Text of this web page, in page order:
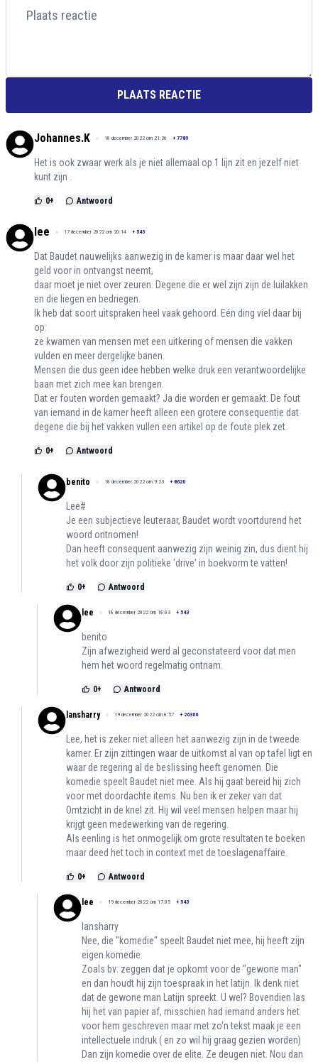
PLAATS REACTIE
Johannes.K 18 december 2022 om 21:26 + 7789
Het is ook zwaar werk als je niet allemaal op 1 lijn zit en jezelf niet
kunt zijn .
0+ Antwoord
lee 17 december 2022 om 20:14 + 543
Dat Baudet nauwelijks aanwezig in de kamer is maar daar wel het
geld voor in ontvangst neemt,
daar moet je niet over zeuren. Degene die er wel zijn zijn de luilakken
en die liegen en bedriegen.
Ik heb dat soort uitspraken heel vaak gehoord. Eén ding viel daar bij
op:
ze kwamen van mensen met een uitkering of mensen die vakken
vulden en meer dergelijke banen.
Mensen die dus geen idee hebben welke druk een verantwoordelijke
baan met zich mee kan brengen.
Dat er fouten worden gemaakt? Ja die worden er gemaakt. De fout
van iemand in de kamer heeft alleen een grotere consequentie dat
degene die bij het vakken vullen een artikel op de foute plek zet.
0+ Antwoord
benito 18 december 2022 om 9:23 + 8620
Lee#
Je een subjectieve leuteraar, Baudet wordt voortdurend het
woord ontnomen!
Dan heeft consequent aanwezig zijn weinig zin, dus dient hij
het volk door zijn politieke 'drive' in boekvorm te vatten!
0+ Antwoord
lee 18 december 2022 om 18:03 + 543
benito
Zijn afwezigheid werd al geconstateerd voor dat men
hem het woord regelmatig ontnam.
0+ Antwoord
lansharry 19 december 2022 om 8:57 + 26306
Lee, het is zeker niet alleen het aanwezig zijn in de tweede
kamer. Er zijn zittingen waar de uitkomst al van op tafel ligt en
waar de regering al de beslissing heeft genomen. Die
komedie speelt Baudet niet mee. Als hij gaat bereid hij zich
voor met doordachte items. Nu ben ik er zeker van dat
Omtzicht in de knel zit. Hij wil veel mensen helpen maar hij
krijgt geen medewerking van de regering.
Als eenling is het onmogelijk om grote resultaten te boeken
maar deed het toch in context met de toeslagenaffaire.
0+ Antwoord
lee 19 december 2022 om 17:05 + 543
lansharry
Nee, die "komedie" speelt Baudet niet mee, hij heeft zijn
eigen komedie.
Zoals bv: zeggen dat je opkomt voor de "gewone man"
en dan houdt hij zijn toespraak in het latijn. Ik denk niet
dat de gewone man Latijn spreekt. U wel? Bovendien las
hij het van papier af, misschien had iemand anders het
voor hem geschreven maar met zo'n tekst maak je een
intellectuele indruk ( en zo wil hij graag gezien worden)
Dan zijn komedie over de elite. Ze deugen niet. Nou dan